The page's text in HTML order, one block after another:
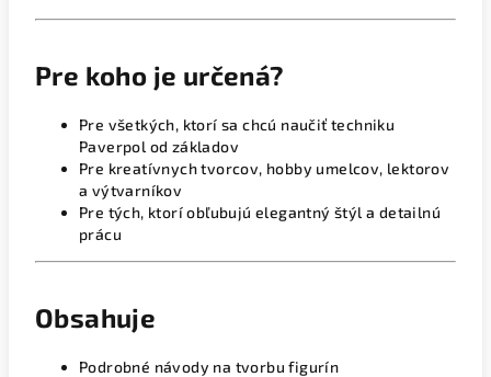
Pre koho je určená?
Pre všetkých, ktorí sa chcú naučiť techniku
Paverpol od základov
Pre kreatívnych tvorcov, hobby umelcov, lektorov
a výtvarníkov
Pre tých, ktorí obľubujú elegantný štýl a detailnú
prácu
Obsahuje
Podrobné návody na tvorbu figurín